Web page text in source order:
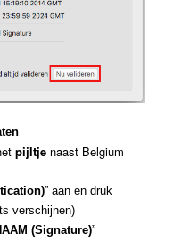
pijltje naast Belgium
” aan en druk
verschijnen)
(Signature)”